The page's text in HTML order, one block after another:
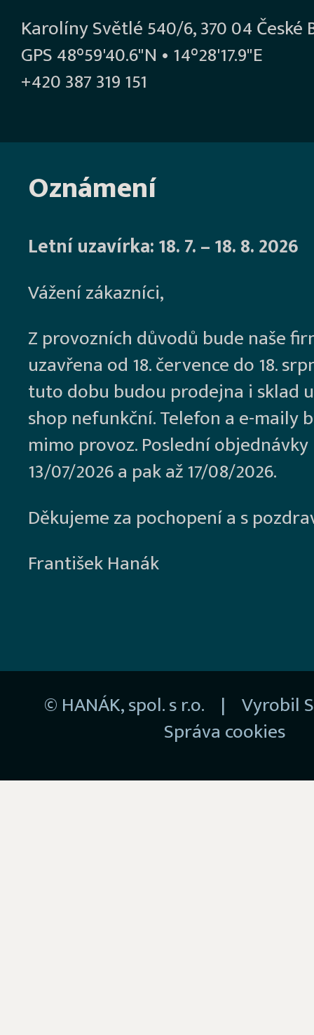
Karolíny Světlé 540/6, 370 04 České
GPS 48°59'40.6"N • 14°28'17.9"E
+420 387 319 151
Oznámení
Letní uzavírka: 18. 7. – 18. 8. 2026
Vážení zákazníci,
Z provozních důvodů bude naše
uzavřena od 18. července do 18.
tuto dobu budou prodejna i sklad
shop nefunkční. Telefon a e-maily
mimo provoz. Poslední
13/07/2026 a pak až 17/08/2026.
Děkujeme za pochopení a s
František Hanák
© HANÁK, spol. s r.o. | Vyrobil
Správa cookies